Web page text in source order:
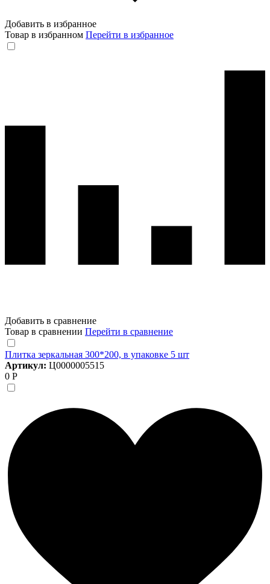
Добавить в избранное
Товар в избранном Перейти в избранное
Добавить в сравнение
Товар в сравнении Перейти в сравнение
Плитка зеркальная 300*200, в упаковке 5 шт
Артикул: Ц0000005515
0 Р